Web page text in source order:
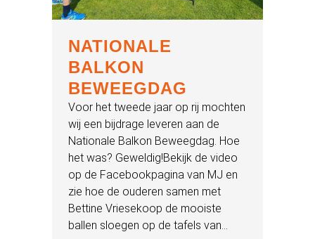
NATIONALE
BALKON
BEWEEGDAG
Voor het tweede jaar op rij mochten
wij een bijdrage leveren aan de
Nationale Balkon Beweegdag. Hoe
het was? Geweldig!Bekijk de video
op de Facebookpagina van MJ en
zie hoe de ouderen samen met
Bettine Vriesekoop de mooiste
ballen sloegen op de tafels van...